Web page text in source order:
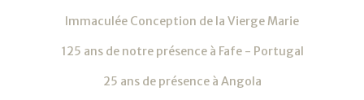
Immaculée Conception de la Vierge Marie
125 ans de notre présence à Fafe - Portugal
25 ans de présence à Angola